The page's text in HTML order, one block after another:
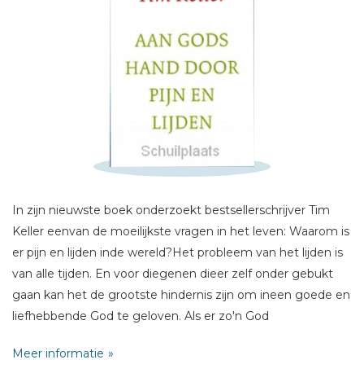
In zijn nieuwste boek onderzoekt bestsellerschrijver Tim
Keller eenvan de moeilijkste vragen in het leven: Waarom is
er pijn en lijden inde wereld?Het probleem van het lijden is
van alle tijden. En voor diegenen dieer zelf onder gebukt
gaan kan het de grootste hindernis zijn om ineen goede en
liefhebbende God te geloven. Als er zo'n God
het in ons eigenleven moeilijk wordt, hoe gaan we er dan
Meer informatie
Schrijf hieronder je review!
E-mail *
Titel *
Bericht *